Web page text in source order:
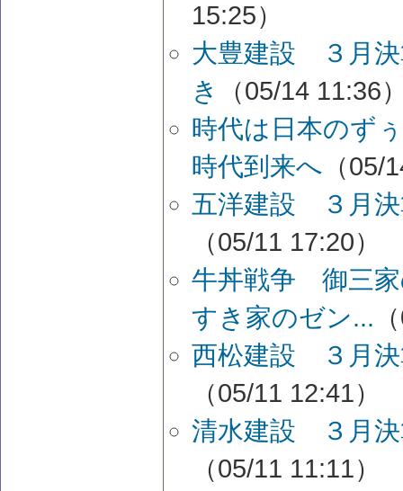
15:25）
大豊建設 ３月
き
（05/14 11:36
時代は日本のず
時代到来へ （05/
五洋建設 ３月
（05/11 17:20）
牛丼戦争 御三
すき家のゼン...
西松建設 ３月
（05/11 12:41）
清水建設 ３月
（05/11 11:11）